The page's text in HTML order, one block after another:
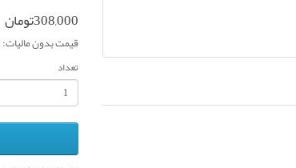
308,000تومان
قیمت بدون مالیات: 308,000تومان
تعداد